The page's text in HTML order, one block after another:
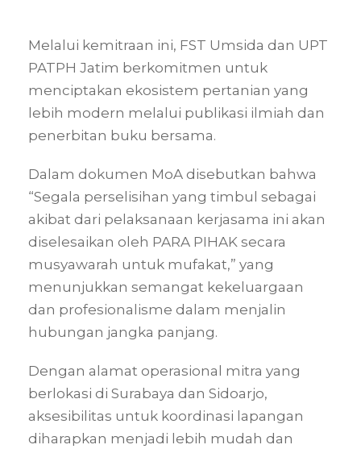
Melalui kemitraan ini, FST Umsida dan UPT
PATPH Jatim berkomitmen untuk
menciptakan ekosistem pertanian yang
lebih modern melalui publikasi ilmiah dan
penerbitan buku bersama.
Dalam dokumen MoA disebutkan bahwa
“Segala perselisihan yang timbul sebagai
akibat dari pelaksanaan kerjasama ini akan
diselesaikan oleh PARA PIHAK secara
musyawarah untuk mufakat,” yang
menunjukkan semangat kekeluargaan
dan profesionalisme dalam menjalin
hubungan jangka panjang.
Dengan alamat operasional mitra yang
berlokasi di Surabaya dan Sidoarjo,
aksesibilitas untuk koordinasi lapangan
diharapkan menjadi lebih mudah dan